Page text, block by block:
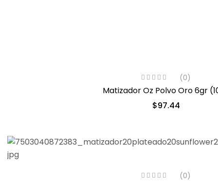
(0)
Matizador Oz Polvo Oro 6gr
$97.44
(0)